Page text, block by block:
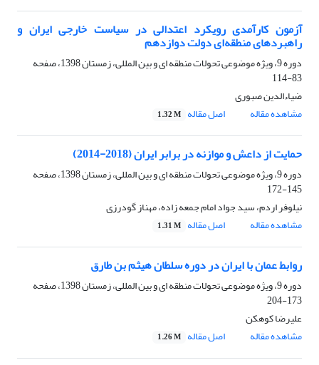
آزمون کارآمدی رویکرد اعتدالی در سیاست خارجی ایران و
راهبردهای منطقه‌ای دولت دوازدهم
دوره 9، ویژه موضوعی تحولات منطقه ای و بین المللی، زمستان 1398، صفحه
83-114
ضیاءالدین صبوری
مشاهده مقاله
اصل مقاله 1.32 M
حمایت از داعش و موازنه در برابر ایران (2018-2014)
دوره 9، ویژه موضوعی تحولات منطقه ای و بین المللی، زمستان 1398، صفحه
145-172
نیلوفر اردم، سید جواد امام جمعه زاده، مهناز گودرزی
مشاهده مقاله
اصل مقاله 1.31 M
روابط عمان با ایران در دوره سلطان هیثم بن طارق
دوره 9، ویژه موضوعی تحولات منطقه ای و بین المللی، زمستان 1398، صفحه
173-204
علیرضا کوهکن
مشاهده مقاله
اصل مقاله 1.26 M